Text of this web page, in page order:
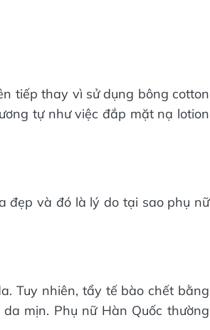
tiếp thay vì sử dụng bông cotton
tự như việc đắp mặt nạ lotion
đẹp và đó là lý do tại sao phụ nữ
Tuy nhiên, tẩy tế bào chết bằng
mịn. Phụ nữ Hàn Quốc thường